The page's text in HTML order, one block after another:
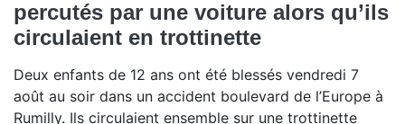
percutés par une voiture alors qu’ils
circulaient en trottinette
Deux enfants de 12 ans ont été blessés vendredi 7
août au soir dans un accident boulevard de l’Europe à
Rumilly. Ils circulaient ensemble sur une trottinette